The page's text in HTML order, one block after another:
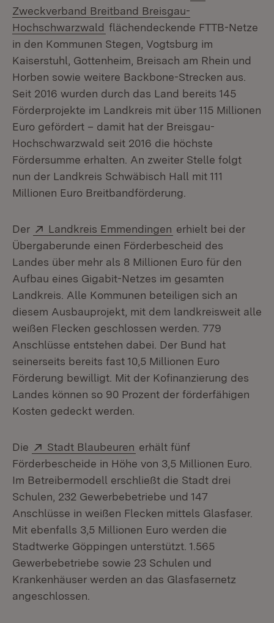
Zweckverband Breitband Breisgau-
Hochschwarzwald (Öffnet in neuem Fenster)
flächendeckende FTTB-Netze
in den Kommunen Stegen, Vogtsburg im
Kaiserstuhl, Gottenheim, Breisach am Rhein und
Horben sowie weitere Backbone-Strecken aus.
Seit 2016 wurden durch das Land bereits 145
Förderprojekte im Landkreis mit über 115 Millionen
Euro gefördert – damit hat der Breisgau-
Hochschwarzwald seit 2016 die höchste
Fördersumme erhalten. An zweiter Stelle folgt
nun der Landkreis Schwäbisch Hall mit 111
Millionen Euro Breitbandförderung.
Der Extern:
Landkreis Emmendingen (Öffnet in neuem
erhielt bei der
Übergaberunde einen Förderbescheid des
Landes über mehr als 8 Millionen Euro für den
Aufbau eines Gigabit-Netzes im gesamten
Landkreis. Alle Kommunen beteiligen sich an
diesem Ausbauprojekt, mit dem landkreisweit alle
weißen Flecken geschlossen werden. 779
Anschlüsse entstehen dabei. Der Bund hat
seinerseits bereits fast 10,5 Millionen Euro
Förderung bewilligt. Mit der Kofinanzierung des
Landes können so 90 Prozent der förderfähigen
Kosten gedeckt werden.
Die Extern:
Stadt Blaubeuren (Öffnet in neuem Fenster)
erhält fünf
Förderbescheide in Höhe von 3,5 Millionen Euro.
Im Betreibermodell erschließt die Stadt drei
Schulen, 232 Gewerbebetriebe und 147
Anschlüsse in weißen Flecken mittels Glasfaser.
Mit ebenfalls 3,5 Millionen Euro werden die
Stadtwerke Göppingen unterstützt. 1.565
Gewerbebetriebe sowie 23 Schulen und
Krankenhäuser werden an das Glasfasernetz
angeschlossen.